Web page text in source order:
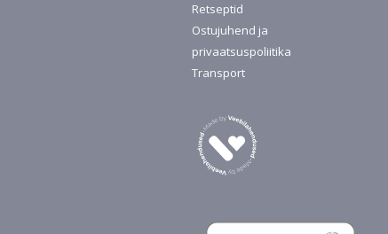
Retseptid
Ostujuhend ja
privaatsuspoliitika
Transport